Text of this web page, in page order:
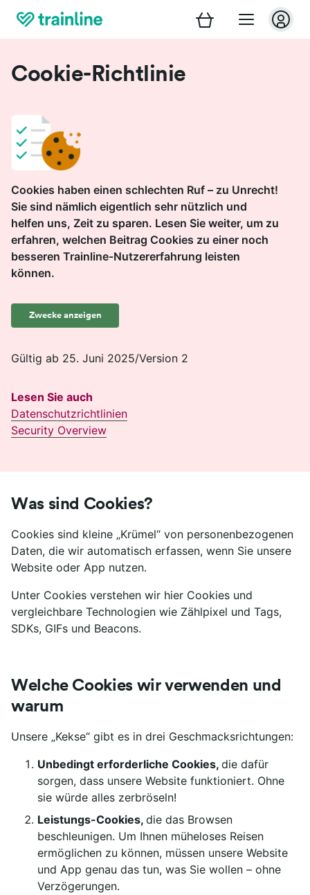
Cookie-Richtlinie
Cookies haben einen schlechten Ruf – zu Unrecht!
Sie sind nämlich eigentlich sehr nützlich und
helfen uns, Zeit zu sparen. Lesen Sie weiter, um zu
erfahren, welchen Beitrag Cookies zu einer noch
besseren Trainline-Nutzererfahrung leisten
können.
Zwecke anzeigen
Gültig ab 25. Juni 2025/Version 2
Lesen Sie auch
Datenschutzrichtlinien
Security Overview
Was sind Cookies?
Cookies sind kleine „Krümel“ von personenbezogenen
Daten, die wir automatisch erfassen, wenn Sie unsere
Website oder App nutzen.
Unter Cookies verstehen wir hier Cookies und
vergleichbare Technologien wie Zählpixel und Tags,
SDKs, GIFs und Beacons.
Welche Cookies wir verwenden und
warum
Unsere „Kekse“ gibt es in drei Geschmacksrichtungen:
Unbedingt erforderliche Cookies, die dafür
sorgen, dass unsere Website funktioniert. Ohne
sie würde alles zerbröseln!
Leistungs-Cookies, die das Browsen
beschleunigen. Um Ihnen müheloses Reisen
ermöglichen zu können, müssen unsere Website
und App genau das tun, was Sie wollen – ohne
Verzögerungen.